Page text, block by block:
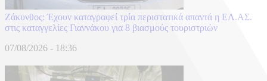
Ζάκυνθος: Έχουν καταγραφεί τρία περιστατικά απαντά η ΕΛ.ΑΣ.
στις καταγγελίες Γιαννάκου για 8 βιασμούς τουριστριών
07/08/2026 - 18:36